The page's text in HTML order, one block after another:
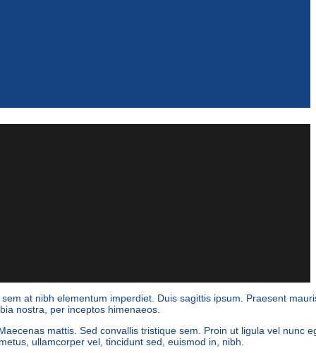
at nibh elementum imperdiet. Duis sagittis ipsum. Praesent
nostra, per inceptos himenaeos.
mattis. Sed convallis tristique sem. Proin ut ligula vel nunc
ullamcorper vel, tincidunt sed, euismod in, nibh.